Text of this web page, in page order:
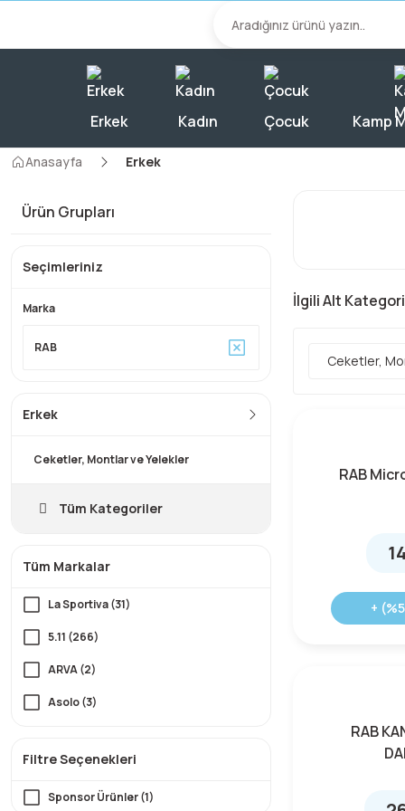
2000 TL Üzeri
Erkek Kadın Çocuk Kamp
Anasayfa Erkek
Ürün Grupları
Seçimleriniz
Marka
RAB
Erkek
Ceketler, Montlar ve Yelekler
Tüm Kategoriler
Tüm Markalar
La Sportiva (31)
5.11 (266)
ARVA (2)
Asolo (3)
Avignon (2)
Beal (1)
Filtre Seçenekleri
Sponsor Ürünler (1)
İlgili Alt
Ceketler,
RAB
+
RAB